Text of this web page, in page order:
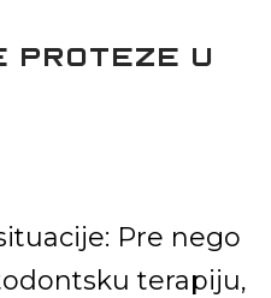
PROTEZE U
Pre nego
terapiju,